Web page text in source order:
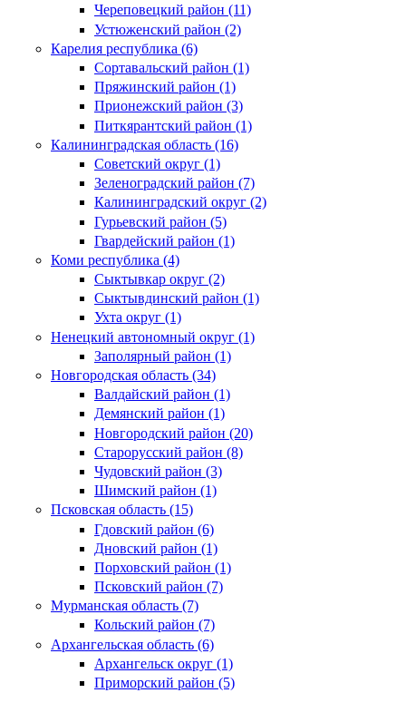
Череповецкий район (11)
Устюженский район (2)
Карелия республика (6)
Сортавальский район (1)
Пряжинский район (1)
Прионежский район (3)
Питкярантский район (1)
Калининградская область (16)
Советский округ (1)
Зеленоградский район (7)
Калининградский округ (2)
Гурьевский район (5)
Гвардейский район (1)
Коми республика (4)
Сыктывкар округ (2)
Сыктывдинский район (1)
Ухта округ (1)
Ненецкий автономный округ (1)
Заполярный район (1)
Новгородская область (34)
Валдайский район (1)
Демянский район (1)
Новгородский район (20)
Старорусский район (8)
Чудовский район (3)
Шимский район (1)
Псковская область (15)
Гдовский район (6)
Дновский район (1)
Порховский район (1)
Псковский район (7)
Мурманская область (7)
Кольский район (7)
Архангельская область (6)
Архангельск округ (1)
Приморский район (5)